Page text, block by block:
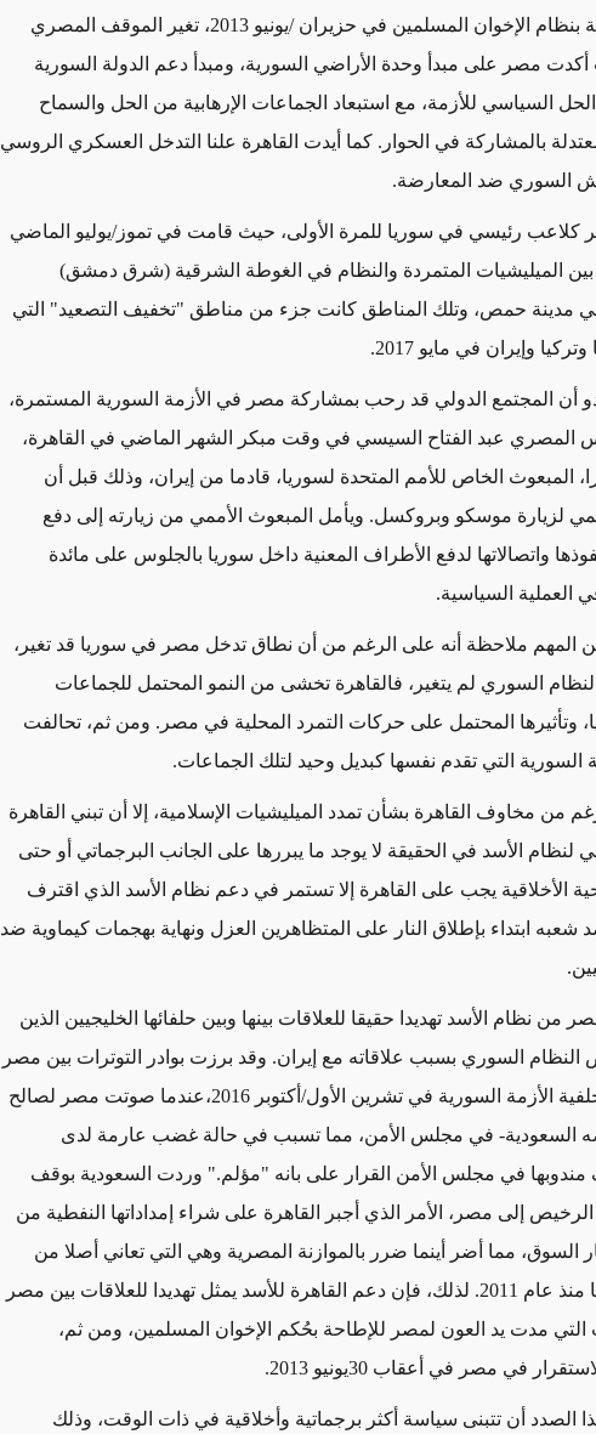
وفى أعقاب الإطاحة بنظام الإخوان المسلمين في حزيران /يونيو 2013، تغير الموقف المصري
مصر على مبدأ وحدة الأراضي السورية، ومبدأ دعم الدولة السورية
السياسي للأزمة، مع استبعاد الجماعات الإرهابية من الحل والسماح
بالمشاركة في الحوار. كما أيدت القاهرة علنا التدخل العسكري الروسي
السوري ضد المعارضة.
رئيسي في سوريا للمرة الأولى، حيث قامت في تموز/يوليو الماضي
بين الميليشيات المتمردة والنظام في الغوطة الشرقية (شرق دمشق)
في مدينة حمص، وتلك المناطق كانت جزء من مناطق "تخفيف التصعيد" التي
وإيران في مايو 2017.
أن المجتمع الدولي قد رحب بمشاركة مصر في الأزمة السورية المستمرة،
المصري عبد الفتاح السيسي في وقت مبكر الشهر الماضي في القاهرة،
المبعوث الخاص للأمم المتحدة لسوريا، قادما من إيران، وذلك قبل أن
لزيارة موسكو وبروكسل. ويأمل المبعوث الأممي من زيارته إلى دفع
واتصالاتها لدفع الأطراف المعنية داخل سوريا بالجلوس على مائدة
العملية السياسية.
المهم ملاحظة أنه على الرغم من أن نطاق تدخل مصر في سوريا قد تغير،
النظام السوري لم يتغير، فالقاهرة تخشى من النمو المحتمل للجماعات
وتأثيرها المحتمل على حركات التمرد المحلية في مصر. ومن ثم، تحالفت
السورية التي تقدم نفسها كبديل وحيد لتلك الجماعات.
من مخاوف القاهرة بشأن تمدد الميليشيات الإسلامية، إلا أن تبني القاهرة
لنظام الأسد في الحقيقة لا يوجد ما يبررها على الجانب البرجماتي أو حتى
الأخلاقية يجب على القاهرة إلا تستمر في دعم نظام الأسد الذي اقترف
شعبه ابتداء بإطلاق النار على المتظاهرين العزل ونهاية بهجمات كيماوية ضد
نظام الأسد تهديدا حقيقا للعلاقات بينها وبين حلفائها الخليجيين الذين
السوري بسبب علاقاته مع إيران. وقد برزت بوادر التوترات بين مصر
ودول الخليج على خلفية الأزمة السورية في تشرين الأول/أكتوبر 2016،عندما صوتت مصر لصالح
السعودية- في مجلس الأمن، مما تسبب في حالة غضب عارمة لدى
مندوبها في مجلس الأمن القرار على بانه "مؤلم." وردت السعودية بوقف
الرخيص إلى مصر، الأمر الذي أجبر القاهرة على شراء إمداداتها النفطية من
السوق، مما أضر أينما ضرر بالموازنة المصرية وهي التي تعاني أصلا من
عجزا قياسيا متناميا منذ عام 2011. لذلك، فإن دعم القاهرة للأسد يمثل تهديدا للعلاقات بين مصر
التي مدت يد العون لمصر للإطاحة بحُكم الإخوان المسلمين، ومن ثم،
في مصر في أعقاب 30يونيو 2013.
أن تتبنى سياسة أكثر برجماتية وأخلاقية في ذات الوقت، وذلك